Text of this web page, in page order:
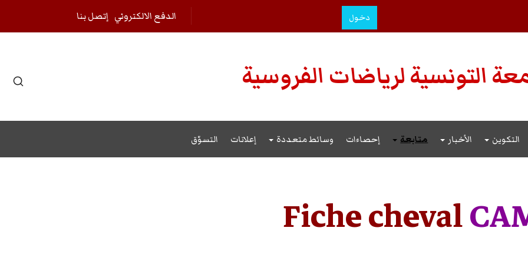
دخول إتصل بنا الدفع الالكتروني
التونسية لرياضات الفروسية
التكوين الأخبار متابعة إحصاءات وسائط متعددة إعلانات التسوّق
Fiche cheval